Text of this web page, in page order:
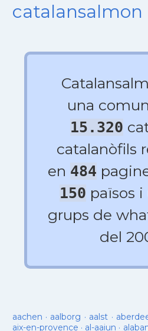
catalansalmon
una
15.320
catalanòfils
en 484
150 països
grups de
del
aachen · aalborg · aalst ·
aix-en-provence · al-aaiun ·